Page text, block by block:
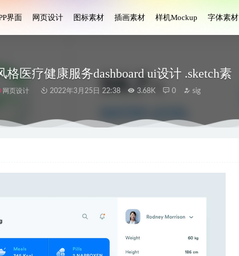
界面 网页设计 图标素材 插画素材 样机Mockup 字体素材
格医疗健康服务dashboard ui设计 .sketch素
网页设计 2022年3月25日 22:38 3.68K 0 sig
合作插画设计素材 2023-06-18